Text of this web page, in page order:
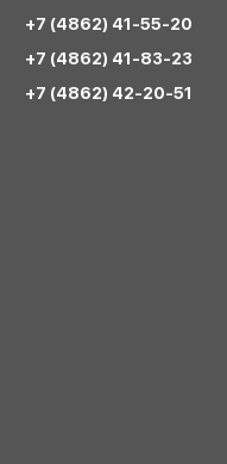
+7 (4862) 41-55-20
+7 (4862) 41-83-23
+7 (4862) 42-20-51